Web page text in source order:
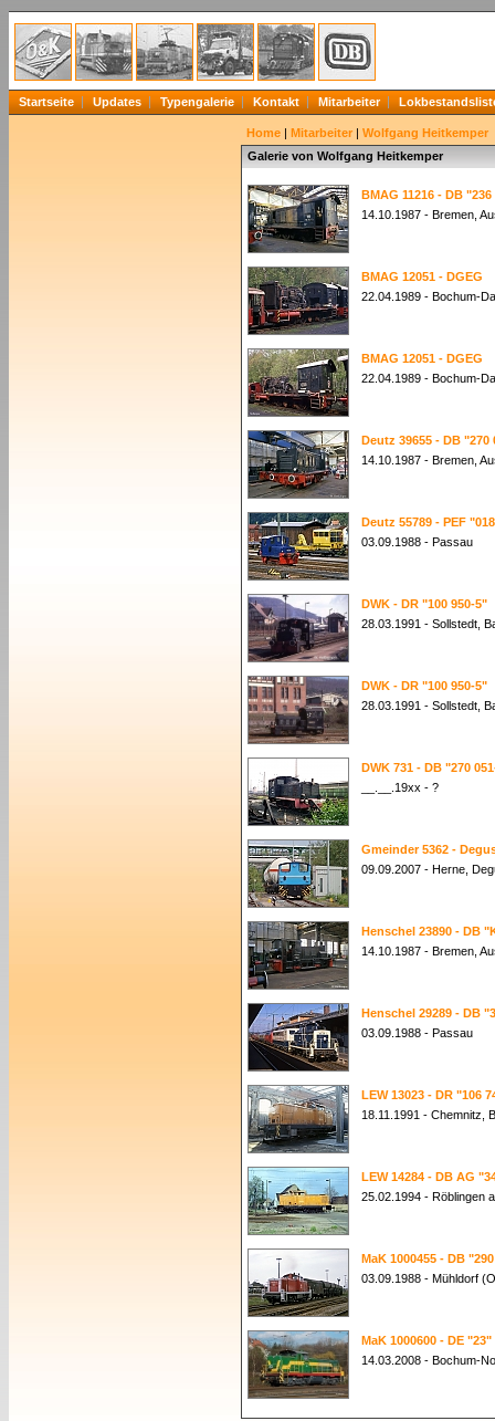
Startseite Updates Typengalerie Kontakt Mitarbeiter
Home | Mitarbeiter | Wolfgang Heitkemper
Galerie von Wolfgang Heitkemper
BMAG 11216 - DB "236
14.10.1987 - Bremen,
BMAG 12051 - DGEG
22.04.1989 - Bochum-
BMAG 12051 - DGEG
22.04.1989 - Bochum-
Deutz 39655 - DB "270
14.10.1987 - Bremen,
Deutz 55789 - PEF
03.09.1988 - Passau
DWK - DR "100 950-5"
28.03.1991 - Sollstedt,
DWK - DR "100 950-5"
28.03.1991 - Sollstedt,
DWK 731 - DB "270
__.__.19xx - ?
Gmeinder 5362 -
09.09.2007 - Herne,
Henschel 23890 - DB
14.10.1987 - Bremen,
Henschel 29289 - DB
03.09.1988 - Passau
LEW 13023 - DR "106
18.11.1991 - Chemnitz,
LEW 14284 - DB AG
25.02.1994 - Röblingen
MaK 1000455 - DB
03.09.1988 - Mühldorf
MaK 1000600 - DE "23"
14.03.2008 - Bochum-